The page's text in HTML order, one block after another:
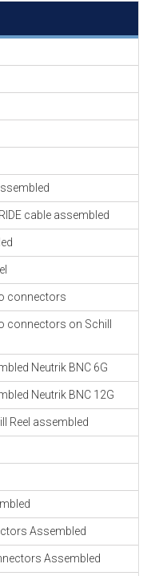
cable assembled
connectors
connectors on Schill
Neutrik BNC 6G
Neutrik BNC 12G
Reel assembled
Assembled
Assembled